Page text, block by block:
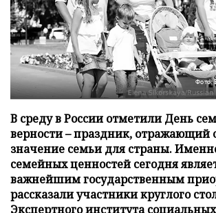
Фото:
В среду в России отметили День
верности – праздник, отражающий
значение семьи для страны.
семейных ценностей сегодня
важнейшим государственным
рассказали участники круглого
Экспертного института социальных